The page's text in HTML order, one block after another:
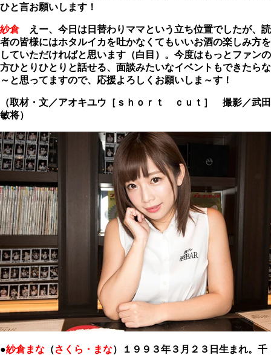
ひと言お願いします！
紗倉えー、今日は日替わりママという立ち位置でしたが、読
者の皆様にはホタルイカを吐かなくてもいいお酒の楽しみ方を
していただければと思います（白目）。今度はもっとファンの
方ひとりひとりと話せる、面談みたいなイベントもできたらな
～と思ってますので、応援よろしくお願いしま～す！
（取材・文／アオキユウ［ｓｈｏｒｔ ｃｕｔ］ 撮影／武田
敏将）
●紗倉まな （さくら・まな）１９９３年３月２３日生まれ。千